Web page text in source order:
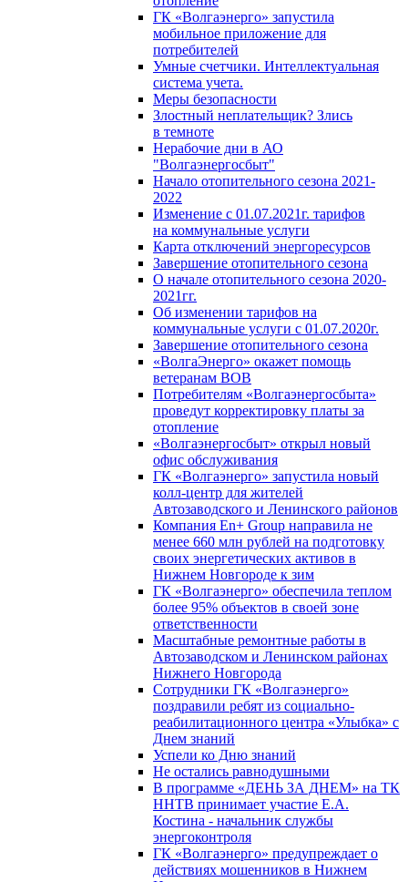
ГК «Волгаэнерго» запустила
мобильное приложение для
потребителей
Умные счетчики. Интеллектуальная
система учета.
Меры безопасности
Злостный неплательщик? Злись
в темноте
Нерабочие дни в АО
"Волгаэнергосбыт"
Начало отопительного сезона 2021-
2022
Изменение с 01.07.2021г. тарифов
на коммунальные услуги
Карта отключений энергоресурсов
Завершение отопительного сезона
О начале отопительного сезона 2020-
2021гг.
Об изменении тарифов на
коммунальные услуги с 01.07.2020г.
Завершение отопительного сезона
«ВолгаЭнерго» окажет помощь
ветеранам ВОВ
Потребителям «Волгаэнергосбыта»
проведут корректировку платы за
отопление
«Волгаэнергосбыт» открыл новый
офис обслуживания
ГК «Волгаэнерго» запустила новый
колл-центр для жителей
Автозаводского и Ленинского районов
Компания En+ Group направила не
менее 660 млн рублей на подготовку
своих энергетических активов в
Нижнем Новгороде к зим
ГК «Волгаэнерго» обеспечила теплом
более 95% объектов в своей зоне
ответственности
Масштабные ремонтные работы в
Автозаводском и Ленинском районах
Нижнего Новгорода
Сотрудники ГК «Волгаэнерго»
поздравили ребят из социально-
реабилитационного центра «Улыбка» с
Днем знаний
Успели ко Дню знаний
Не остались равнодушными
В программе «ДЕНЬ ЗА ДНЕМ» на ТК
ННТВ принимает участие Е.А.
Костина - начальник службы
энергоконтроля
ГК «Волгаэнерго» предупреждает о
действиях мошенников в Нижнем